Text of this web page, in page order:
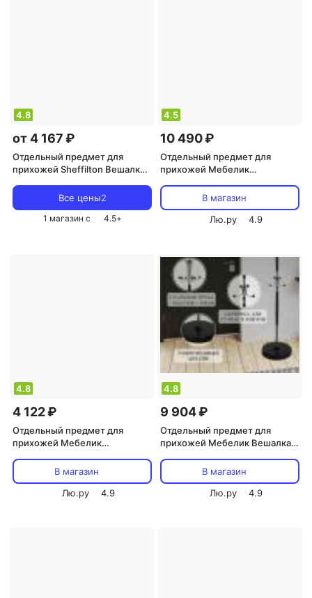
4.8
от 4 167 ₽
Отдельный предмет для
прихожей Sheffilton Вешалка
металл пластик, слоновая
кость/кор
Все цены2
1 магазин с 4.5+
4.5
10 490 ₽
Отдельный предмет для
прихожей Мебелик
В магазин
Лю.ру
4.9
4.8
4 122 ₽
Отдельный предмет для
прихожей Мебелик
4607130887387
В магазин
Лю.ру
4.9
4.8
9 904 ₽
Отдельный предмет для
прихожей Мебелик Вешалка
средне-коричневый
В магазин
Лю.ру
4.9